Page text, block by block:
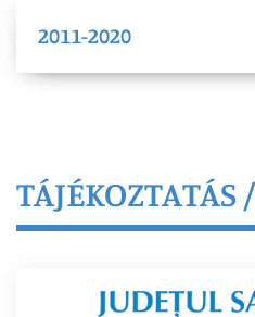
2011-2020
TÁJÉKOZTATÁS